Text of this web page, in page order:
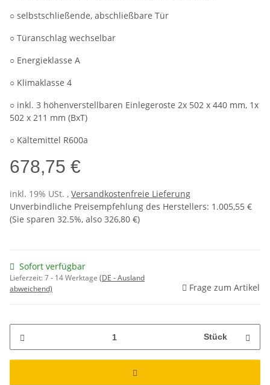
○ selbstschließende, abschließbare Tür
○ Türanschlag wechselbar
○ Energieklasse A
○ Klimaklasse 4
○ inkl. 3 höhenverstellbaren Einlegeroste 2x 502 x 440 mm, 1x
502 x 211 mm (BxT)
○ Kältemittel R600a
678,75 €
inkl. 19% USt. , Versandkostenfreie Lieferung
Unverbindliche Preisempfehlung des Herstellers: 1.005,55 €
(Sie sparen 32.5%, also 326,80 €)
Sofort verfügbar
Lieferzeit:7 - 14 Werktage (DE - Ausland
abweichend)
Frage zum Artikel
Stück